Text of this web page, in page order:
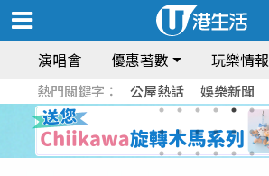
演唱會 優惠著數 玩樂情報
熱門關鍵字： 公屋熱話 娛樂新聞